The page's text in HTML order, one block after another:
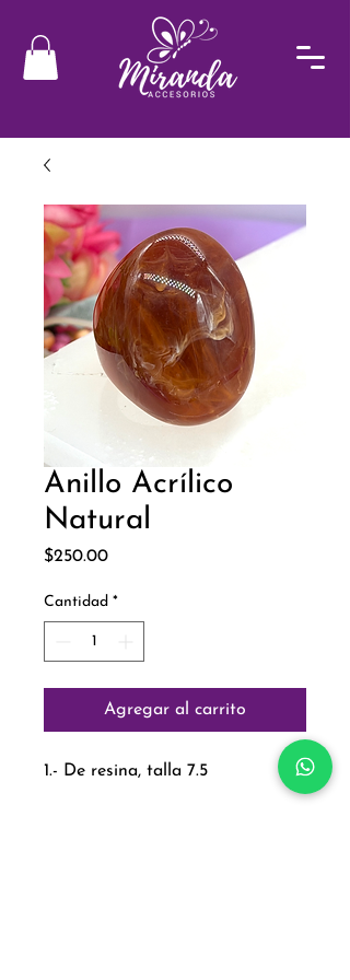
Anillo Acrílico
Natural
$250.00Precio
Cantidad *
Agregar al carrito
1.- De resina, talla 7.5